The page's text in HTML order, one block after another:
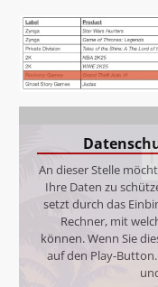
An dieser Stelle
Ihre Daten zu
setzt durch das
Rechner, mit
können. Wenn Sie
auf den Play-